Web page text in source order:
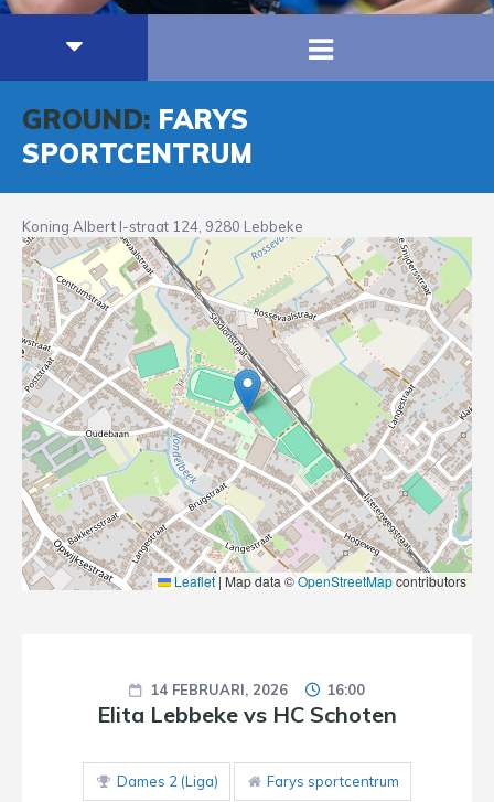
GROUND: FARYS
SPORTCENTRUM
Koning Albert I-straat 124, 9280 Lebbeke
Leaflet| Map data ©OpenStreetMapcontributors
14 FEBRUARI, 2026 16:00
Elita Lebbeke vs HC Schoten
Dames 2 (Liga) Farys sportcentrum